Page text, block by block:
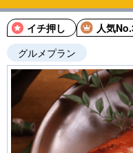
イチ押し
人気
グルメプラン